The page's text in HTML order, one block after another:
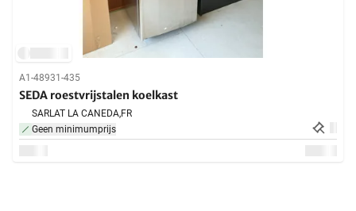
A1-48931-435
SEDA roestvrijstalen koelkast
SARLAT LA CANEDA,FR
Geen minimumprijs